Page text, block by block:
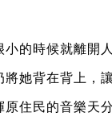
小的時候就離開
她背在背上，
住民的音樂天